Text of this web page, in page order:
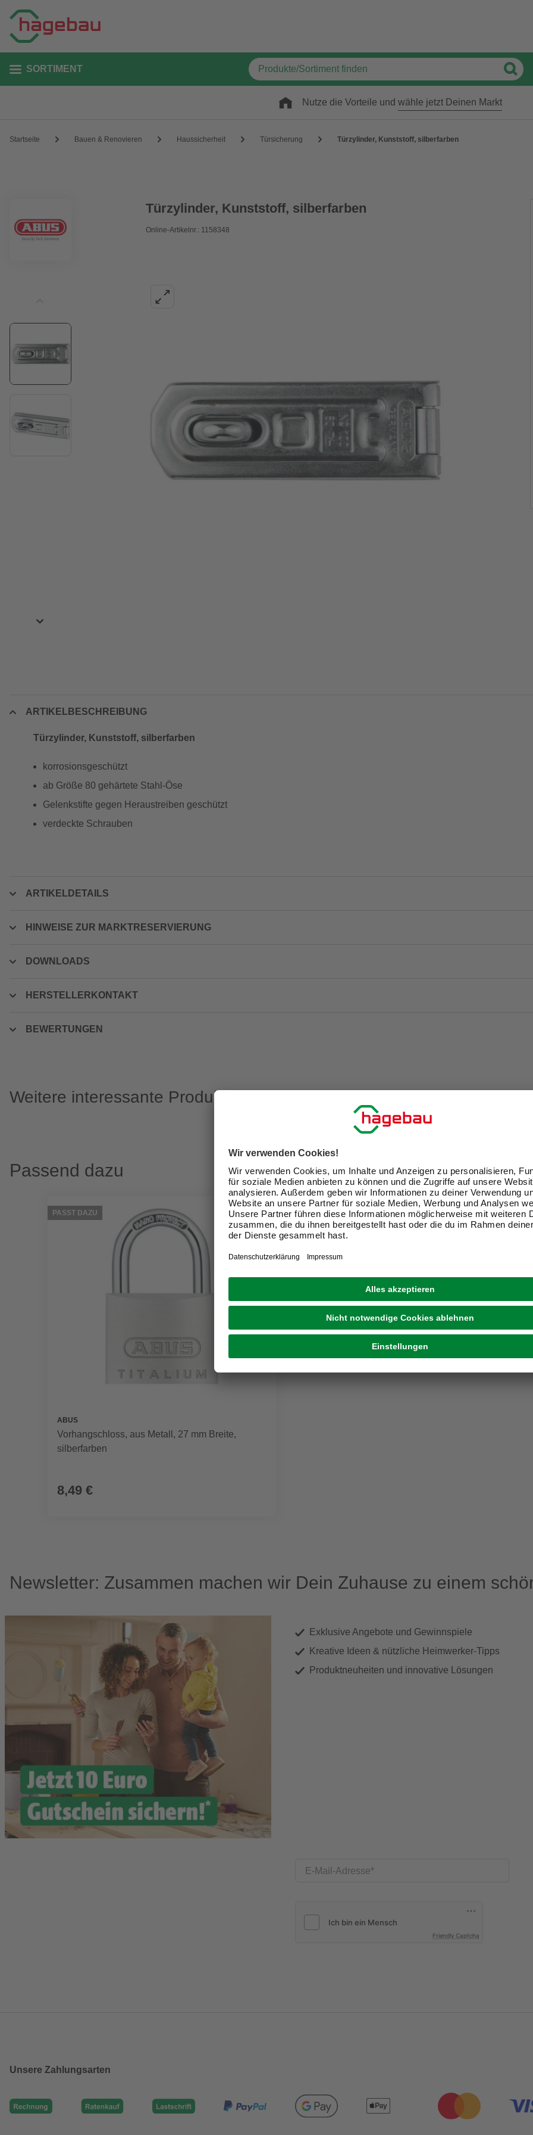
SORTIMENT
Nutze die Vorteile und wähle jetzt Deinen Markt
Startseite Bauen & Renovieren Haussicherheit Türsicherung Türzylinder, Kunststoff, silberfarben
Türzylinder, Kunststoff, silberfarben
Online-Artikelnr.: 1158348
ARTIKELBESCHREIBUNG
Türzylinder, Kunststoff, silberfarben
korrosionsgeschützt
ab Größe 80 gehärtete Stahl-Öse
Gelenkstifte gegen Heraustreiben geschützt
verdeckte Schrauben
ARTIKELDETAILS
HINWEISE ZUR MARKTRESERVIERUNG
DOWNLOADS
HERSTELLERKONTAKT
BEWERTUNGEN
Weitere interessante Produkte
Passend dazu
PASST DAZU
ABUS
Vorhangschloss, aus Metall, 27 mm Breite,
silberfarben
8,49 €
Newsletter: Zusammen machen wir Dein Zuhause zu einem
Exklusive Angebote und Gewinnspiele
Kreative Ideen & nützliche Heimwerker-Tipps
Produktneuheiten und innovative Lösungen
E-Mail-Adresse
Friendly Captcha
Unsere Zahlungsarten